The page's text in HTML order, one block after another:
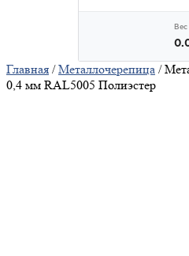
Главная /Металлочерепица /
0,4 мм RAL5005 Полиэстер